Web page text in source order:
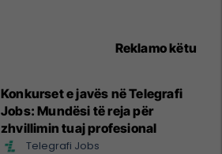
Reklamo këtu
Konkurset e javës në Telegrafi
Jobs: Mundësi të reja për
zhvillimin tuaj profesional
Telegrafi Jobs